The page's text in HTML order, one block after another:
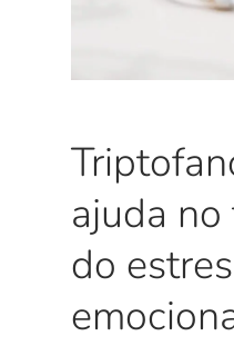
ajuda
do